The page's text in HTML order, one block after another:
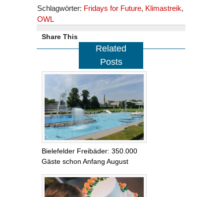
Schlagwörter: Fridays for Future, Klimastreik,
OWL
Share This
Related
Posts
Bielefelder Freibäder: 350.000
Gäste schon Anfang August